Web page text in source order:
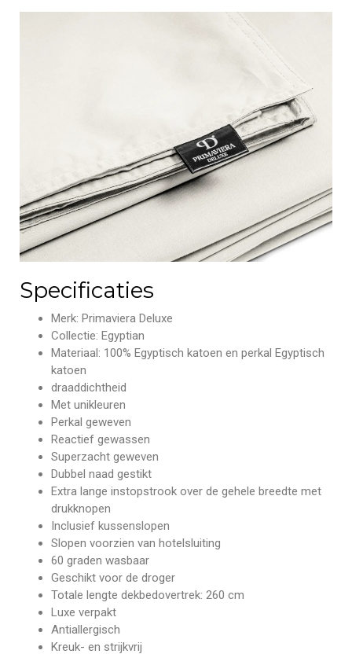
Specificaties
Merk: Primaviera Deluxe
Collectie: Egyptian
Materiaal: 100% Egyptisch katoen en perkal Egyptisch
katoen
draaddichtheid
Met unikleuren
Perkal geweven
Reactief gewassen
Superzacht geweven
Dubbel naad gestikt
Extra lange instopstrook over de gehele breedte met
drukknopen
Inclusief kussenslopen
Slopen voorzien van hotelsluiting
60 graden wasbaar
Geschikt voor de droger
Totale lengte dekbedovertrek: 260 cm
Luxe verpakt
Antiallergisch
Kreuk- en strijkvrij